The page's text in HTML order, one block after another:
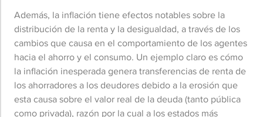
Además, la inflación tiene efectos notables sobre la
distribución de la renta y la desigualdad, a través de los
cambios que causa en el comportamiento de los agentes
hacia el ahorro y el consumo. Un ejemplo claro es cómo
la inflación inesperada genera transferencias de renta de
los ahorradores a los deudores debido a la erosión que
esta causa sobre el valor real de la deuda (tanto pública
como privada), razón por la cual a los estados más